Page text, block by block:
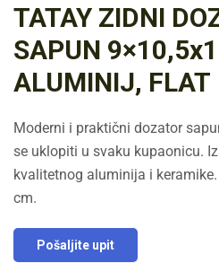
TATAY ZIDNI
SAPUN
ALUMINIJ, FLAT
Moderni i praktični dozator
se uklopiti u svaku kupaonicu.
kvalitetnog aluminija i
cm.
Pošaljite upit